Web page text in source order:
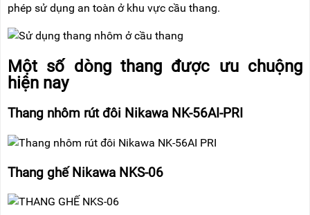
phép sử dụng an toàn ở khu vực cầu thang.
Một số dòng thang được ưu chuộng
hiện nay
Thang nhôm rút đôi Nikawa NK-56AI-PRI
Thang ghế Nikawa NKS-06